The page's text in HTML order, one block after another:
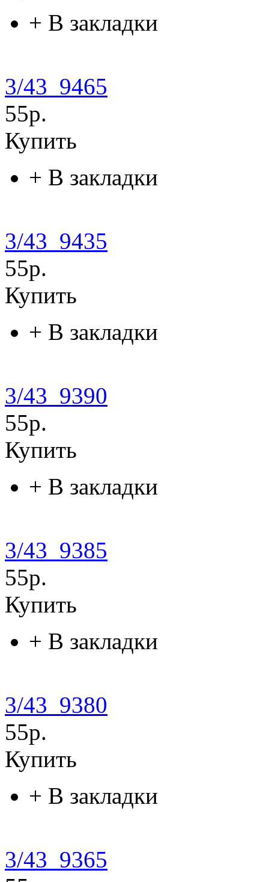
+ В закладки
3/43_9465
55р.
Купить
+ В закладки
3/43_9435
55р.
Купить
+ В закладки
3/43_9390
55р.
Купить
+ В закладки
3/43_9385
55р.
Купить
+ В закладки
3/43_9380
55р.
Купить
+ В закладки
3/43_9365